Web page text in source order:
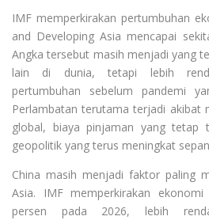
IMF memperkirakan pertumbuhan
and Developing Asia mencapai
Angka tersebut masih menjadi yang
lain di dunia, tetapi lebih
pertumbuhan sebelum pandemi
Perlambatan terutama terjadi akibat
global, biaya pinjaman yang tetap
geopolitik yang terus meningkat
China masih menjadi faktor paling
Asia. IMF memperkirakan
persen pada 2026, lebih